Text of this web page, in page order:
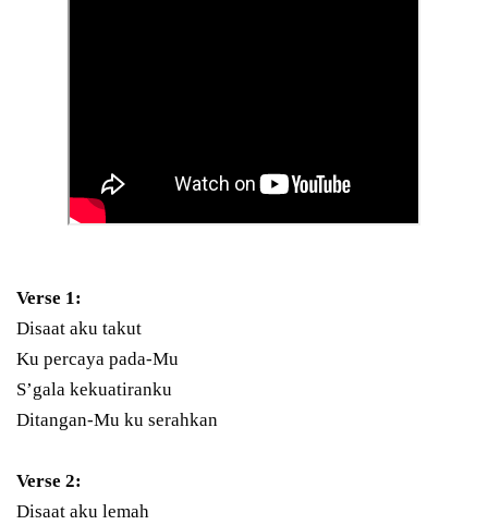
Verse 1:
Disaat aku takut
Ku percaya pada-Mu
S’gala kekuatiranku
Ditangan-Mu ku serahkan
Verse 2:
Disaat aku lemah